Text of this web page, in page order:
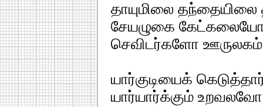
தாயுமிலை தந்தையிலை
சேயழுகை கேட்கலையோ
செவிடர்களோ ஊருலகம்
யார்குடியைக்
யார்யார்க்கும்